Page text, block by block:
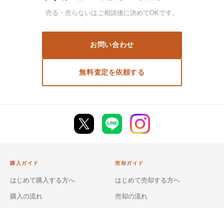
売る・売らないはご相談後に決めてOKです。
お問い合わせ
無料査定を依頼する
購入ガイド
はじめて購入する方へ
購入の流れ
売却ガイド
はじめて売却する方へ
売却の流れ